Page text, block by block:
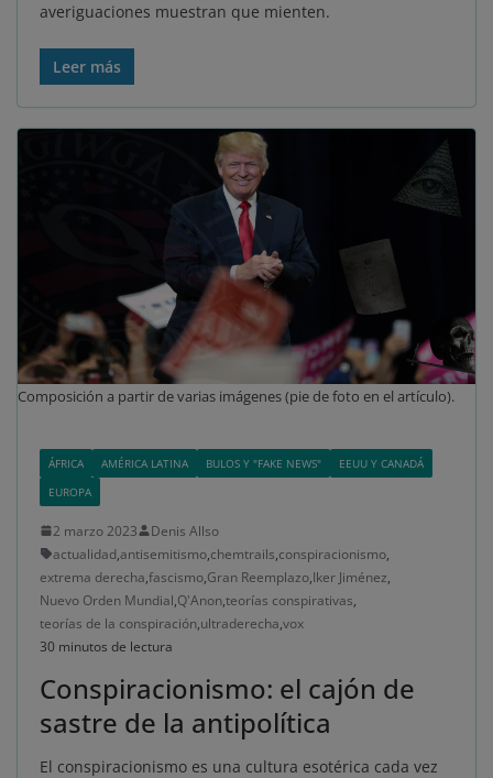
averiguaciones muestran que mienten.
Leer más
Composición a partir de varias imágenes (pie de foto en el artículo).
ÁFRICA AMÉRICA LATINA BULOS Y "FAKE NEWS"
EEUU Y CANADÁ
EUROPA
2 marzo 2023
Denis Allso
actualidad,antisemitismo,chemtrails,conspiracionismo,
extrema derecha,fascismo,Gran Reemplazo,Iker Jiménez,
Nuevo Orden Mundial,Q'Anon,teorías conspirativas,
teorías de la conspiración,ultraderecha,vox
30 minutos de lectura
Conspiracionismo: el cajón de
sastre de la antipolítica
El conspiracionismo es una cultura esotérica cada vez